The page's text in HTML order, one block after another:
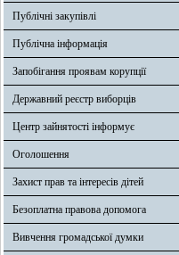
Публічні закупівлі
Публічна інформація
Запобігання проявам корупції
Державний реєстр виборців
Центр зайнятості інформує
Оголошення
Захист прав та інтересів дітей
Безоплатна правова допомога
Вивчення громадської думки